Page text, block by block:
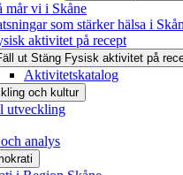
mår vi i Skåne
som stärker hälsa i
aktivitet på recept
ut Stäng Fysisk aktivitet på
Aktivitetskatalog
och kultur
utveckling
analys